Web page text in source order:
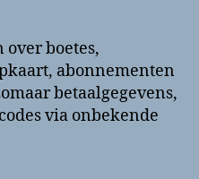
over boetes,
abonnementen
betaalgegevens,
via onbekende